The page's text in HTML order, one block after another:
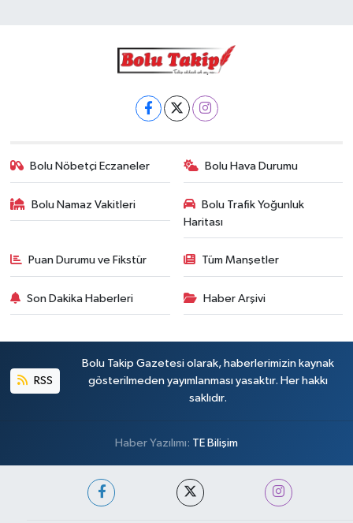
Bolu Nöbetçi Eczaneler Bolu Hava Durumu
Bolu Namaz Vakitleri
Bolu Trafik Yoğunluk
Haritası
Puan Durumu ve Fikstür Tüm Manşetler
Son Dakika Haberleri Haber Arşivi
RSS
Bolu Takip Gazetesi olarak, haberlerimizin kaynak
gösterilmeden yayımlanması yasaktır. Her hakkı
saklıdır.
Haber Yazılımı: TE Bilişim